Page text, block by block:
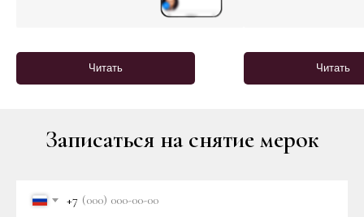
Читать Читать
Записаться на снятие мерок
+7